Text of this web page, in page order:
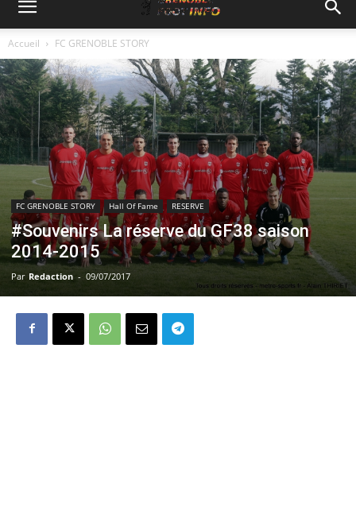
Accueil FC GRENOBLE STORY
FC GRENOBLE STORY Hall Of Fame RESERVE
#Souvenirs La réserve du GF38 saison
2014-2015
Par Redaction - 09/07/2017